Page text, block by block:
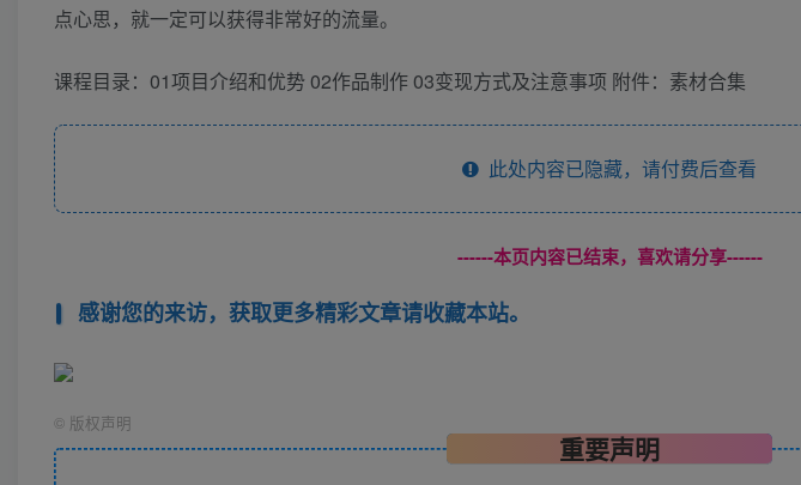
点心思，就一定可以获得非常好的流量。
课程目录：01项目介绍和优势 02作品制作 03变现方式及注意事项 附件：素材合集
此处内容已隐藏，请付费后查看
------本页内容已结束，喜欢请分享------
感谢您的来访，获取更多精彩文章请收藏本站。
© 版权声明
重要声明